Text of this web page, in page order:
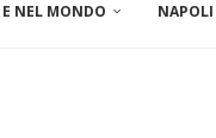
NEL MONDO NAPOLI